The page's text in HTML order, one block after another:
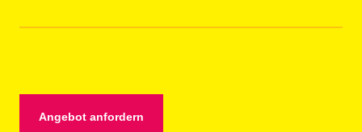
Angebot anfordern